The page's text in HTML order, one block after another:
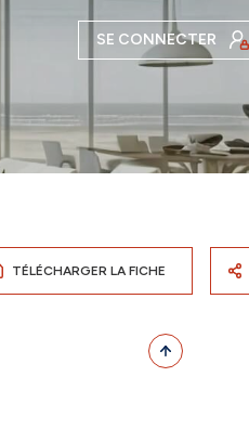
SE CONNECTER
TÉLÉCHARGER LA FICHE